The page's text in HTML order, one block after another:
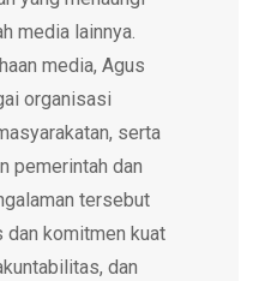
media lainnya.
media, Agus
organisasi
serta
pemerintah dan
tersebut
komitmen kuat
dan